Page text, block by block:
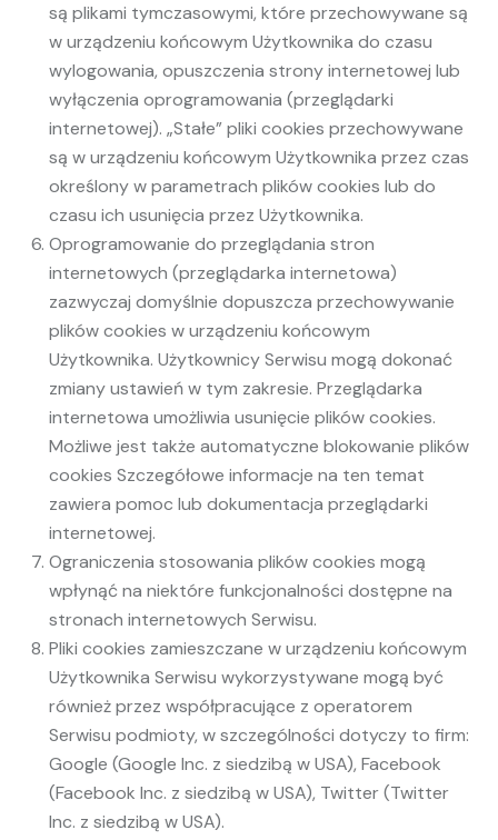
są plikami tymczasowymi, które przechowywane są
w urządzeniu końcowym Użytkownika do czasu
wylogowania, opuszczenia strony internetowej lub
wyłączenia oprogramowania (przeglądarki
internetowej). „Stałe” pliki cookies przechowywane
są w urządzeniu końcowym Użytkownika przez czas
określony w parametrach plików cookies lub do
czasu ich usunięcia przez Użytkownika.
Oprogramowanie do przeglądania stron
internetowych (przeglądarka internetowa)
zazwyczaj domyślnie dopuszcza przechowywanie
plików cookies w urządzeniu końcowym
Użytkownika. Użytkownicy Serwisu mogą dokonać
zmiany ustawień w tym zakresie. Przeglądarka
internetowa umożliwia usunięcie plików cookies.
Możliwe jest także automatyczne blokowanie plików
cookies Szczegółowe informacje na ten temat
zawiera pomoc lub dokumentacja przeglądarki
internetowej.
Ograniczenia stosowania plików cookies mogą
wpłynąć na niektóre funkcjonalności dostępne na
stronach internetowych Serwisu.
Pliki cookies zamieszczane w urządzeniu końcowym
Użytkownika Serwisu wykorzystywane mogą być
również przez współpracujące z operatorem
Serwisu podmioty, w szczególności dotyczy to firm:
Google (Google Inc. z siedzibą w USA), Facebook
(Facebook Inc. z siedzibą w USA), Twitter (Twitter
Inc. z siedzibą w USA).